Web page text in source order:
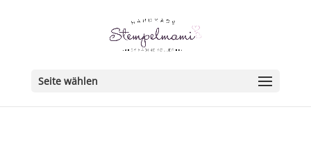
Seite wählen